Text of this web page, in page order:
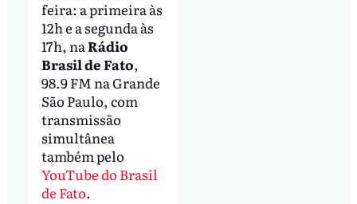
feira: a primeira às
12h e a segunda às
17h, naRádio
Brasil de Fato,
98.9 FM na Grande
São Paulo, com
transmissão
simultânea
também pelo
YouTube do Brasil
de Fato.